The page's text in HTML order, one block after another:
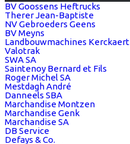
BV Goossens Heftrucks
Therer Jean-Baptiste
NV Gebroeders Geens
BV Meyns
Landbouwmachines Kerckaert
Valotrak
SWA SA
Saintenoy Bernard et Fils
Roger Michel SA
Mestdagh André
Danneels SBA
Marchandise Montzen
Marchandise Genk
Marchandise SA
DB Service
Defays & Co.